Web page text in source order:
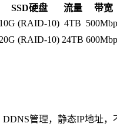
SSD硬盘 流量 带宽
10G (RAID-10) 4TB
20G (RAID-10) 24TB
管理，静态IP地址，